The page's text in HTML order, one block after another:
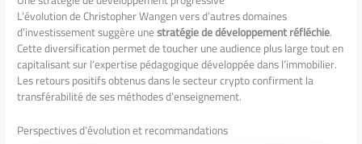
L’évolution de Christopher Wangen vers d’autres domaines
d’investissement suggère unestratégie de développement réfléchie.
Cette diversification permet de toucher une audience plus large tout en
capitalisant sur l’expertise pédagogique développée dans l’immobilier.
Les retours positifs obtenus dans le secteur crypto confirment la
transférabilité de ses méthodes d’enseignement.
Perspectives d’évolution et recommandations